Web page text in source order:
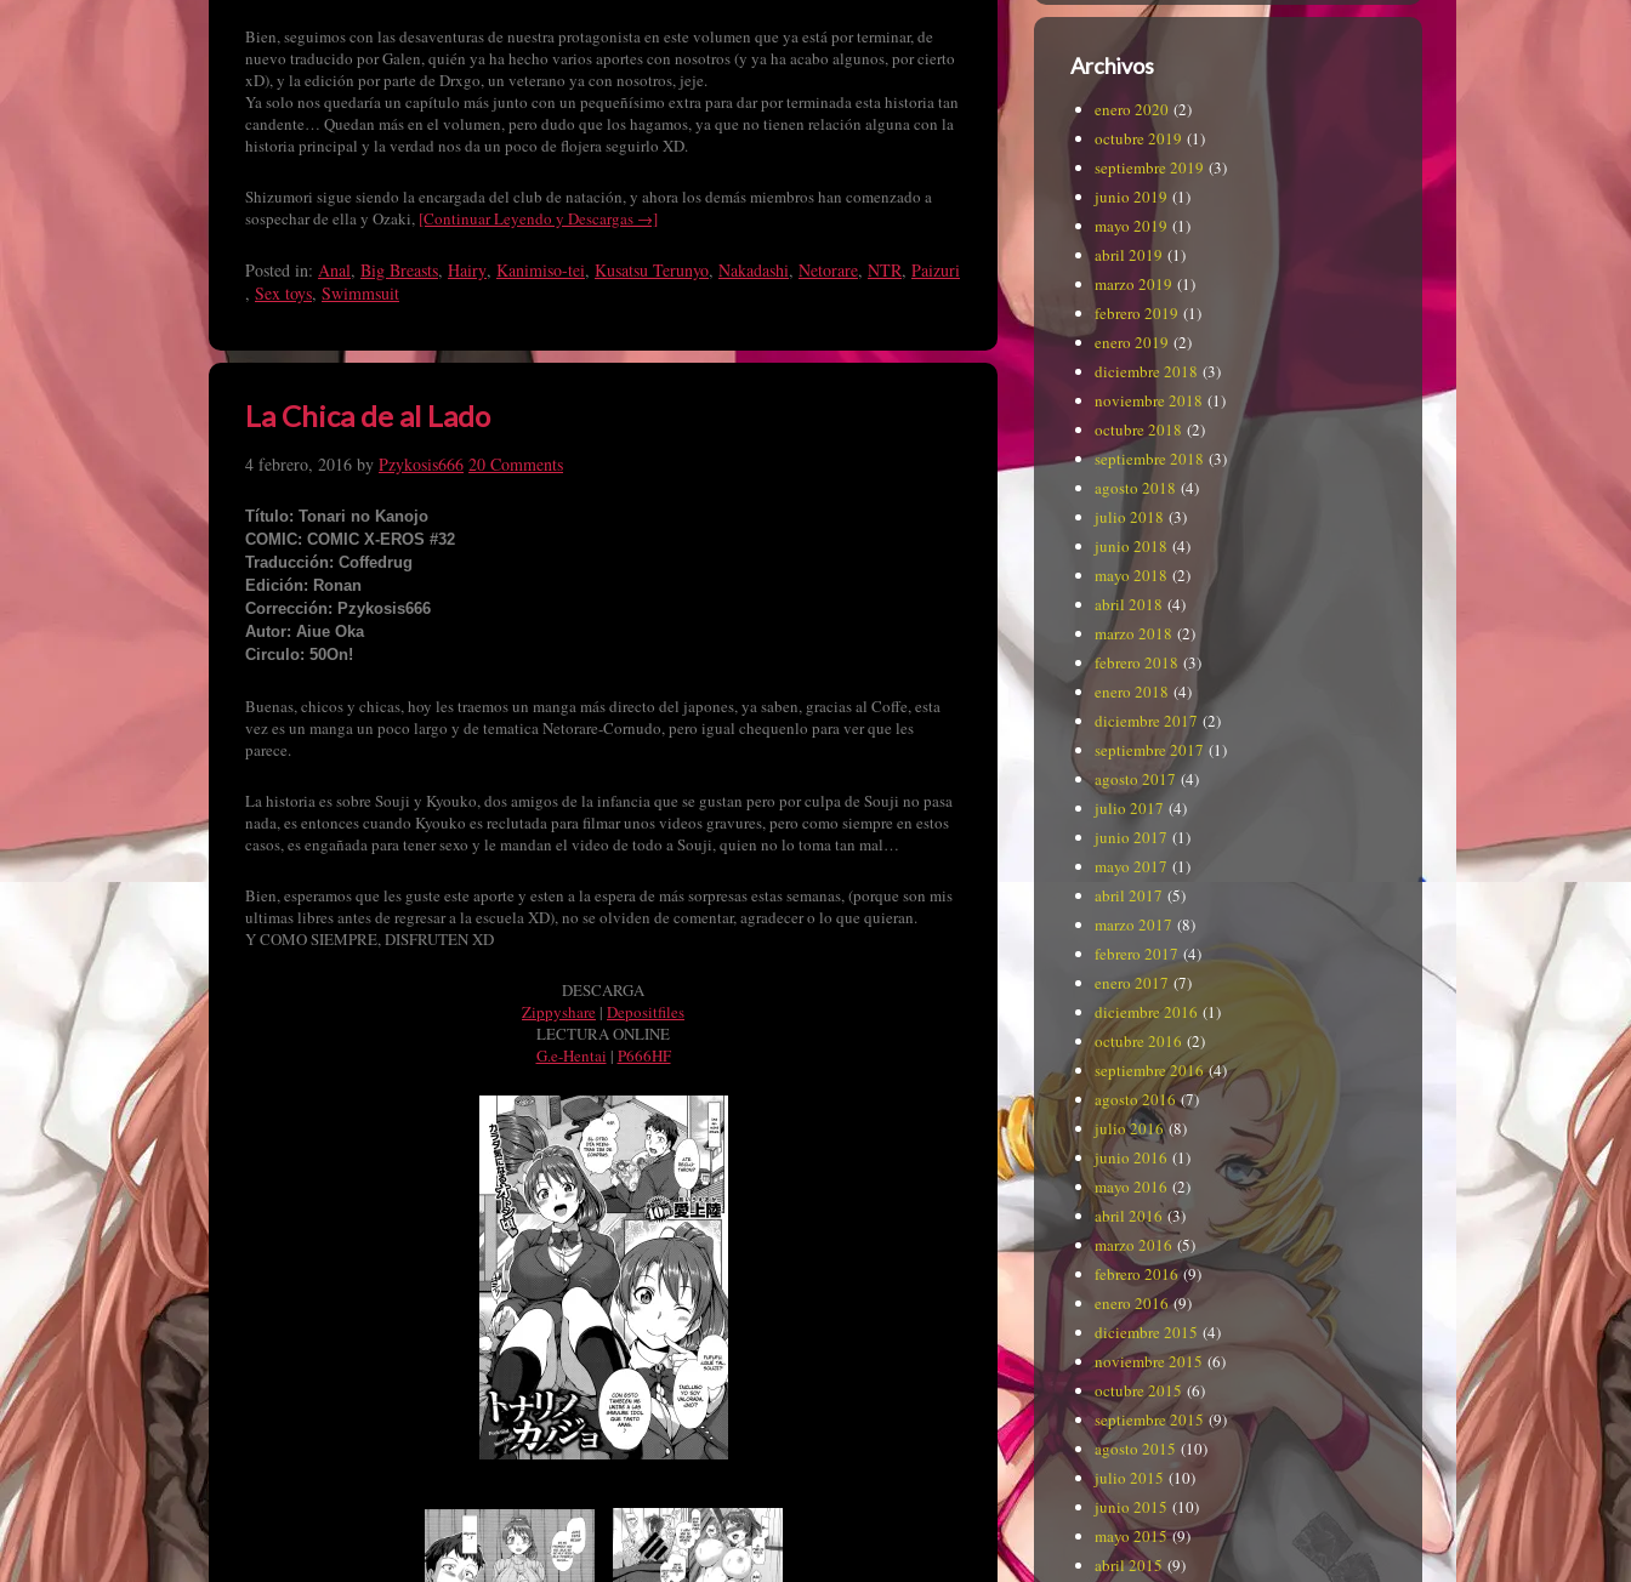
Bien, seguimos con las desaventuras de nuestra protagonista en este volumen que ya está por terminar, de
nuevo traducido por Galen, quién ya ha hecho varios aportes con nosotros (y ya ha acabo algunos, por cierto
xD), y la edición por parte de Drxgo, un veterano ya con nosotros, jeje.
Ya solo nos quedaría un capítulo más junto con un pequeñísimo extra para dar por terminada esta historia tan
candente… Quedan más en el volumen, pero dudo que los hagamos, ya que no tienen relación alguna con la
historia principal y la verdad nos da un poco de flojera seguirlo XD.
Shizumori sigue siendo la encargada del club de natación, y ahora los demás miembros han comenzado a
sospechar de ella y Ozaki, [Continuar Leyendo y Descargas →]
Posted in: Anal, Big Breasts, Hairy, Kanimiso-tei, Kusatsu Terunyo, Nakadashi, Netorare, NTR, Paizuri
, Sex toys, Swimmsuit
La Chica de al Lado
4 febrero, 2016 by Pzykosis666 20 Comments
Título: Tonari no Kanojo
COMIC: COMIC X-EROS #32
Traducción: Coffedrug
Edición: Ronan
Corrección: Pzykosis666
Autor: Aiue Oka
Circulo: 50On!
Buenas, chicos y chicas, hoy les traemos un manga más directo del japones, ya saben, gracias al Coffe, esta
vez es un manga un poco largo y de tematica Netorare-Cornudo, pero igual chequenlo para ver que les
parece.
La historia es sobre Souji y Kyouko, dos amigos de la infancia que se gustan pero por culpa de Souji no pasa
nada, es entonces cuando Kyouko es reclutada para filmar unos videos gravures, pero como siempre en estos
casos, es engañada para tener sexo y le mandan el video de todo a Souji, quien no lo toma tan mal…
Bien, esperamos que les guste este aporte y esten a la espera de más sorpresas estas semanas, (porque son mis
ultimas libres antes de regresar a la escuela XD), no se olviden de comentar, agradecer o lo que quieran.
Y COMO SIEMPRE, DISFRUTEN XD
DESCARGA
Zippyshare | Depositfiles
LECTURA ONLINE
G.e-Hentai | P666HF
Archivos
enero 2020 (2)
octubre 2019 (1)
septiembre 2019 (3)
junio 2019 (1)
mayo 2019 (1)
abril 2019 (1)
marzo 2019 (1)
febrero 2019 (1)
enero 2019 (2)
diciembre 2018 (3)
noviembre 2018 (1)
octubre 2018 (2)
septiembre 2018 (3)
agosto 2018 (4)
julio 2018 (3)
junio 2018 (4)
mayo 2018 (2)
abril 2018 (4)
marzo 2018 (2)
febrero 2018 (3)
enero 2018 (4)
diciembre 2017 (2)
septiembre 2017 (1)
agosto 2017 (4)
julio 2017 (4)
junio 2017 (1)
mayo 2017 (1)
abril 2017 (5)
marzo 2017 (8)
febrero 2017 (4)
enero 2017 (7)
diciembre 2016 (1)
octubre 2016 (2)
septiembre 2016(4)
agosto 2016(7)
julio 2016(8)
junio 2016 (1)
mayo 2016 (2)
abril 2016 (3)
marzo 2016 (5)
febrero 2016(9)
enero 2016(9)
diciembre 2015 (4)
noviembre 2015 (6)
octubre 2015 (6)
septiembre 2015 (9)
agosto 2015 (10)
julio 2015 (10)
junio 2015 (10)
mayo 2015(9)
abril 2015 (9)